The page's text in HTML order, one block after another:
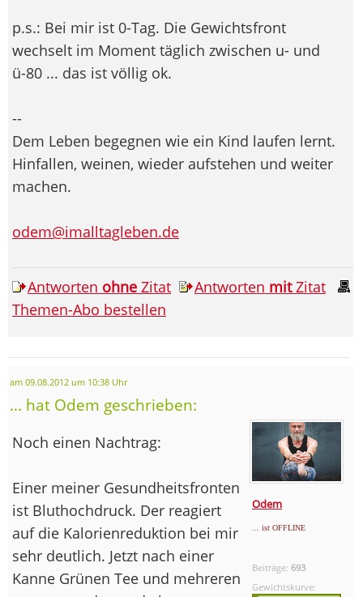
p.s.: Bei mir ist 0-Tag. Die Gewichtsfront
wechselt im Moment täglich zwischen u- und
ü-80 ... das ist völlig ok.
--
Dem Leben begegnen wie ein Kind laufen lernt.
Hinfallen, weinen, wieder aufstehen und weiter
machen.
odem@imalltagleben.de
Antworten ohne Zitat Antworten mitZitat
Themen-Abo bestellen
am 09.08.2012 um 10:38 Uhr
... hat Odem geschrieben:
Odem
... ist OFFLINE
Beiträge:693
Gewichtskurve:
Noch einen Nachtrag:
Einer meiner Gesundheitsfronten
ist Bluthochdruck. Der reagiert
auf die Kalorienreduktion bei mir
sehr deutlich. Jetzt nach einer
Kanne Grünen Tee und mehreren